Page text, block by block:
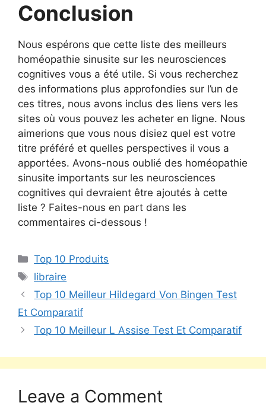
Conclusion
Nous espérons que cette liste des meilleurs
homéopathie sinusite sur les neurosciences
cognitives vous a été utile. Si vous recherchez
des informations plus approfondies sur l’un de
ces titres, nous avons inclus des liens vers les
sites où vous pouvez les acheter en ligne. Nous
aimerions que vous nous disiez quel est votre
titre préféré et quelles perspectives il vous a
apportées. Avons-nous oublié des homéopathie
sinusite importants sur les neurosciences
cognitives qui devraient être ajoutés à cette
liste ? Faites-nous en part dans les
commentaires ci-dessous !
Top 10 Produits
libraire
Top 10 Meilleur Hildegard Von Bingen Test
Et Comparatif
Top 10 Meilleur L Assise Test Et Comparatif
Leave a Comment